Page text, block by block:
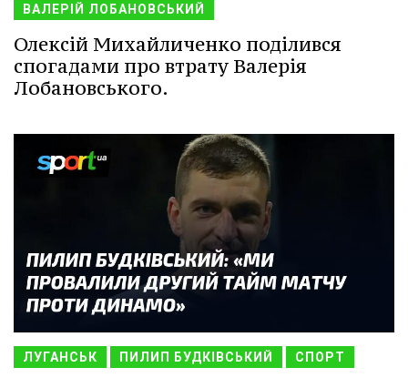
ВАЛЕРІЙ ЛОБАНОВСЬКИЙ
Олексій Михайличенко поділився
спогадами про втрату Валерія
Лобановського.
ЛУГАНСЬК ПИЛИП БУДКІВСЬКИЙ СПОРТ